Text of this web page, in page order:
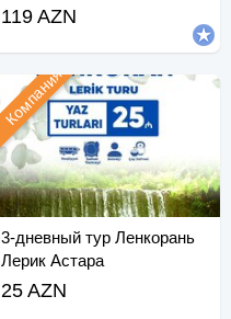
Мингячевир
119 AZN
3-дневный тур Ленкорань
Лерик Астара
Компания
25 AZN